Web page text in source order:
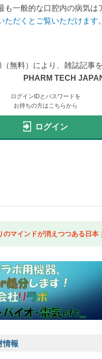
一般的な口腔内の病気は
ただくとご覧いただけます
（無料）により、雑誌記事
PHARM TECH
ログインIDとパスワードを
お持ちの方はこちらから
ログイン
のマインドが消えつつある日
情報